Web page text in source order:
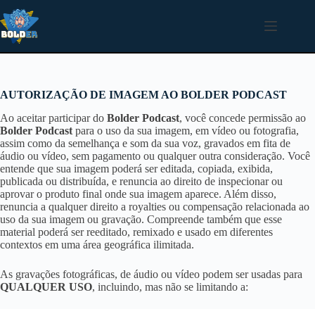
para
o
conteúdo
AUTORIZAÇÃO DE IMAGEM AO BOLDER PODCAST
Ao aceitar participar do Bolder Podcast, você concede permissão ao
Bolder Podcast para o uso da sua imagem, em vídeo ou fotografia,
assim como da semelhança e som da sua voz, gravados em fita de
áudio ou vídeo, sem pagamento ou qualquer outra consideração. Você
entende que sua imagem poderá ser editada, copiada, exibida,
publicada ou distribuída, e renuncia ao direito de inspecionar ou
aprovar o produto final onde sua imagem aparece. Além disso,
renuncia a qualquer direito a royalties ou compensação relacionada ao
uso da sua imagem ou gravação. Compreende também que esse
material poderá ser reeditado, remixado e usado em diferentes
contextos em uma área geográfica ilimitada.
As gravações fotográficas, de áudio ou vídeo podem ser usadas para
QUALQUER USO, incluindo, mas não se limitando a: